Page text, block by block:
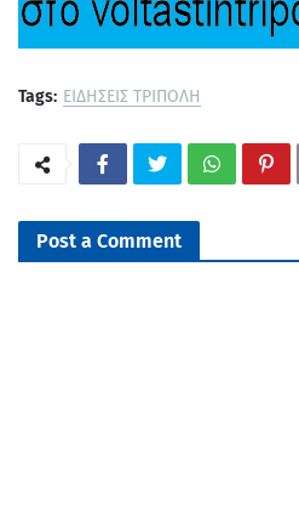
Tags: ΕΙΔΗΣΕΙΣ ΤΡΙΠΟΛΗ
Post a Comment